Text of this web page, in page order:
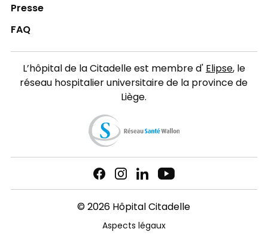
Presse
FAQ
L’hôpital de la Citadelle est membre d'Elipse, le
réseau hospitalier universitaire de la province de
Liège.
© 2026 Hôpital Citadelle
Aspects légaux